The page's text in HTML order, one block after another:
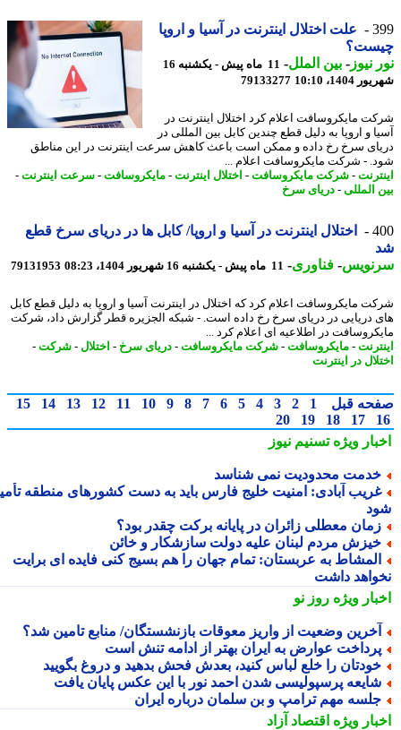
علت اختلال اینترنت در آسیا و اروپا
نیوز-بین الملل-
11 ماه پیش - یکشنبه 16
10:10
79133277
مایکروسافت اعلام کرد اختلال اینترنت در
و اروپا به دلیل قطع چندین کابل بین المللی در
سرخ رخ داده و ممکن است باعث کاهش سرعت اینترنت در این مناطق
- شرکت مایکروسافت اعلام ...
-شرکت مایکروسافت-اختلال اینترنت-مایکروسافت-سرعت اینترنت-
المللی-دریای سرخ
اختلال اینترنت در آسیا و اروپا/ کابل ها در دریای سرخ قطع
-فناوری- 11 ماه پیش - یکشنبه 16 شهریور 1404، 08:23 79131953
مایکروسافت اعلام کرد که اختلال در اینترنت آسیا و اروپا به دلیل قطع کابل
دریایی در دریای سرخ رخ داده است. - شبکه الجزیره قطر گزارش داد، شرکت
در اطلاعیه ای اعلام کرد ...
-مایکروسافت-شرکت مایکروسافت-دریای سرخ-اختلال-شرکت-
در اینترنت
قبل 1
2
3
4
5
6
7
8
9
10
11
12
13
14
15
17
18
19
20
ویژهتسنیم نیوز
محدودیت نمی شناسد
آبادی: امنیت خلیج فارس باید به دست کشورهای منطقه تأمین
معطلی زائران در پایانه برکت چقدر بود؟
مردم لبنان علیه دولت سازشکار و خائن
به عربستان: تمام جهان را هم بسیج کنی فایده ای برایت
داشت
ویژهروز نو
وضعیت از واریز معوقات بازنشستگان/ منابع تامین شد؟
عوارض به ایران بهتر از ادامه تنش است
را خلع لباس کنید، بعدش فحش بدهید و دروغ بگویید
پرسپولیسی شدن احمد نور با این عکس پایان یافت
مهم ترامپ و بن سلمان درباره ایران
ویژهاقتصاد آزاد